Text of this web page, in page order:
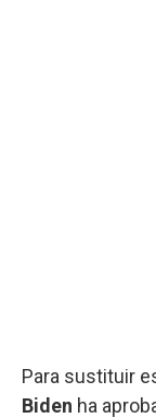
Para sustituir
Biden ha